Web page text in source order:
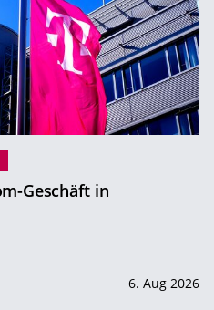
Geschäft in
6. Aug 2026